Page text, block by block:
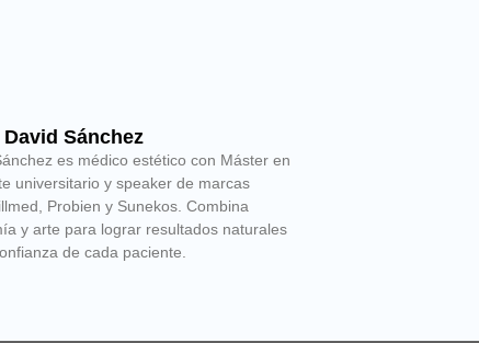
Sánchez
es médico estético con Máster en
universitario y speaker de marcas
Probien y Sunekos. Combina
y arte para lograr resultados naturales
de cada paciente.